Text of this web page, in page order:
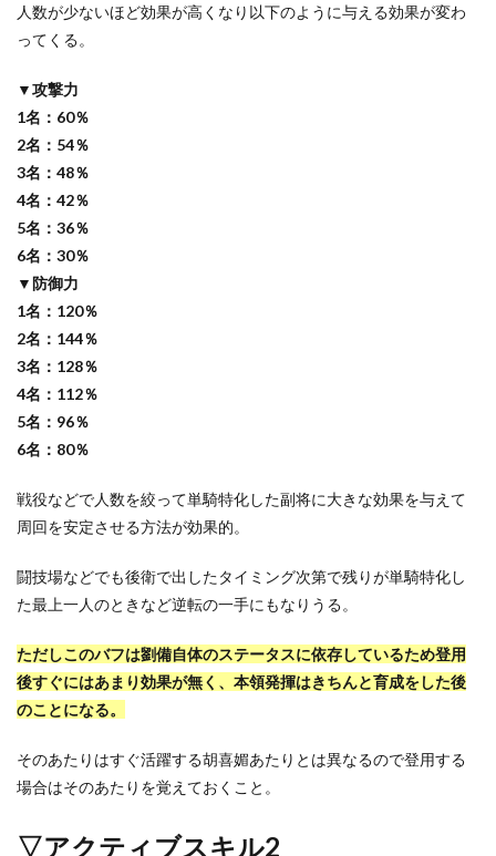
人数が少ないほど効果が高くなり以下のように与える効果が変わ
ってくる。
▼攻撃力
1名：60％
2名：54％
3名：48％
4名：42％
5名：36％
6名：30％
▼防御力
1名：120％
2名：144％
3名：128％
4名：112％
5名：96％
6名：80％
戦役などで人数を絞って単騎特化した副将に大きな効果を与えて
周回を安定させる方法が効果的。
闘技場などでも後衛で出したタイミング次第で残りが単騎特化し
た最上一人のときなど逆転の一手にもなりうる。
ただしこのバフは劉備自体のステータスに依存しているため登用
後すぐにはあまり効果が無く、本領発揮はきちんと育成をした後
のことになる。
そのあたりはすぐ活躍する胡喜媚あたりとは異なるので登用する
場合はそのあたりを覚えておくこと。
▽アクティブスキル2